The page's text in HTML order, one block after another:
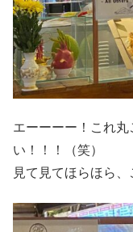
エーーーー！これ
い！！！（笑）
見て見てほらほら、